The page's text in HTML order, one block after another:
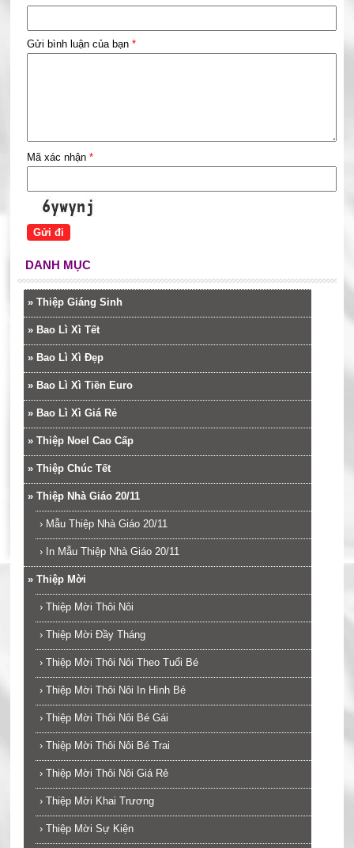
Gửi bình luận của bạn *
Mã xác nhận *
DANH MỤC
» Thiệp Giáng Sinh
» Bao Lì Xì Tết
» Bao Lì Xì Đẹp
» Bao Lì Xì Tiền Euro
» Bao Lì Xì Giá Rẻ
» Thiệp Noel Cao Cấp
» Thiệp Chúc Tết
» Thiệp Nhà Giáo 20/11
› Mẫu Thiệp Nhà Giáo 20/11
› In Mẫu Thiệp Nhà Giáo 20/11
» Thiệp Mời
› Thiệp Mời Thôi Nôi
› Thiệp Mời Đầy Tháng
› Thiệp Mời Thôi Nôi Theo Tuổi Bé
› Thiệp Mời Thôi Nôi In Hình Bé
› Thiệp Mời Thôi Nôi Bé Gái
› Thiệp Mời Thôi Nôi Bé Trai
› Thiệp Mời Thôi Nôi Giá Rẻ
› Thiệp Mời Khai Trương
› Thiệp Mời Sự Kiện